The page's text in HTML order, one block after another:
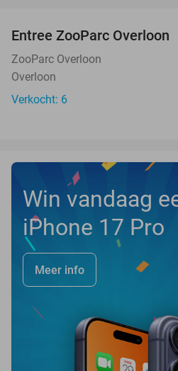
TODAY
Entree ZooParc Overloon
ZooParc Overloon
Overloon
Verkocht: 6
Win vandaag
iPhone 17 Pro
Meer info